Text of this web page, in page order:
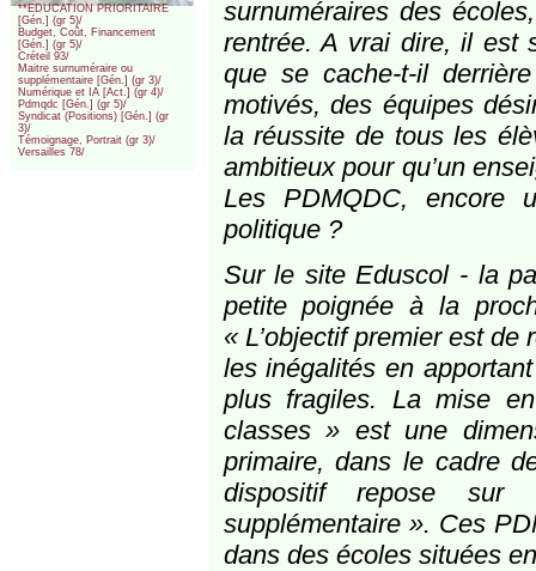
**EDUCATION PRIORITAIRE
[Gén.] (gr 5)/
Budget, Coût, Financement
[Gén.] (gr 5)/
Créteil 93/
Maitre surnuméraire ou
supplémentaire [Gén.] (gr 3)/
Numérique et IA [Act.] (gr 4)/
Pdmqdc [Gén.] (gr 5)/
Syndicat (Positions) [Gén.] (gr
3)/
Témoignage, Portrait (gr 3)/
Versailles 78/
surnuméraires des
rentrée. A vrai dire, il est
que se cache-t-il
motivés, des équipes
la réussite de tous les
ambitieux pour qu’un
Les PDMQDC, encore
politique ?
Sur le site Eduscol - la
petite poignée à la
« L’objectif premier est de
les inégalités en
plus fragiles. La mise
classes » est une
primaire, dans le cadre
dispositif repose sur
supplémentaire ». Ces
dans des écoles situées